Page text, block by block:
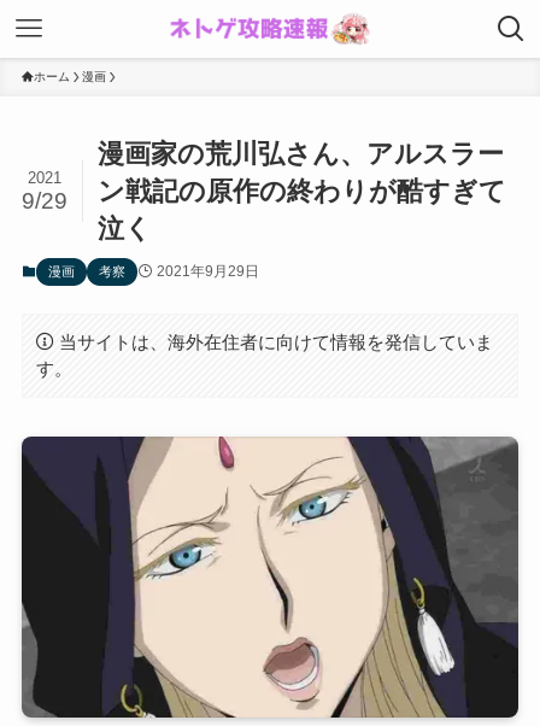
ホーム 漫画
漫画家の荒川弘さん、アルスラー
ン戦記の原作の終わりが酷すぎて
泣く
2021
9/29
漫画 考察 2021年9月29日
当サイトは、海外在住者に向けて情報を発信していま
す。